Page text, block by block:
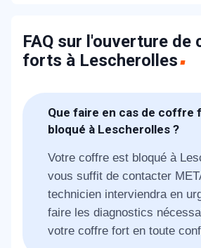
FAQ sur l'ouverture de
forts à Lescherolles
Que faire en cas de coffre
bloqué à Lescherolles ?
Votre coffre est bloqué à
vous suffit de contacter
technicien interviendra en
faire les diagnostics
votre coffre fort en toute